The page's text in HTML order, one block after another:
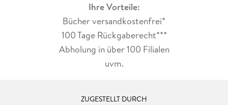
Ihre Vorteile:
Bücher versandkostenfrei*
100 Tage Rückgaberecht***
Abholung in über 100 Filialen
uvm.
ZUGESTELLT DURCH